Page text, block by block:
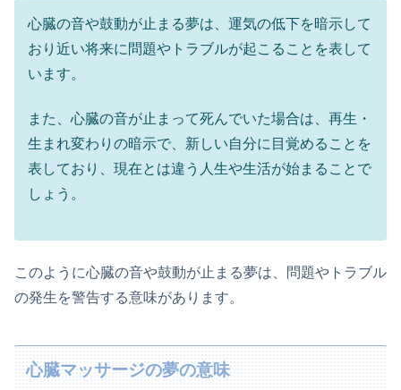
心臓の音や鼓動が止まる夢は、運気の低下を暗示して
おり近い将来に問題やトラブルが起こることを表して
います。
また、心臓の音が止まって死んでいた場合は、再生・
生まれ変わりの暗示で、新しい自分に目覚めることを
表しており、現在とは違う人生や生活が始まることで
しょう。
このように心臓の音や鼓動が止まる夢は、問題やトラブル
の発生を警告する意味があります。
心臓マッサージの夢の意味